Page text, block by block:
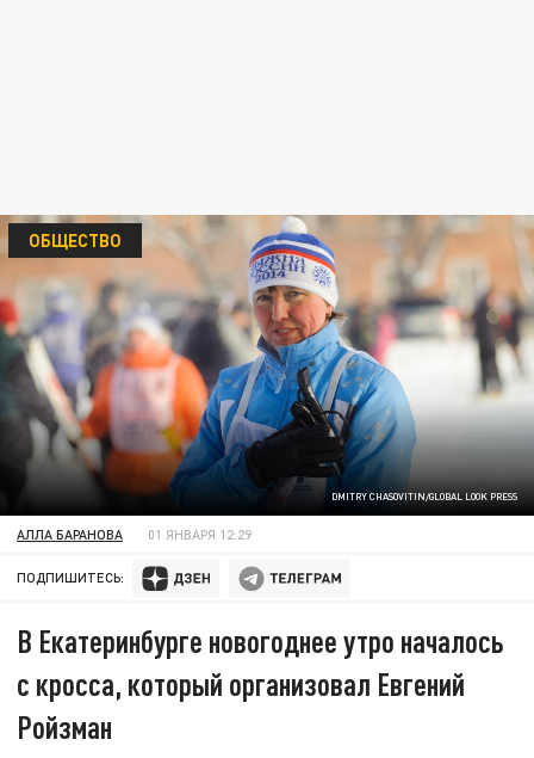
DMITRY CHASOVITIN/GLOBAL LOOK PRESS
ОБЩЕСТВО
АЛЛА БАРАНОВА 01 ЯНВАРЯ 12:29
ПОДПИШИТЕСЬ:
В Екатеринбурге новогоднее утро началось
с кросса, который организовал Евгений
Ройзман